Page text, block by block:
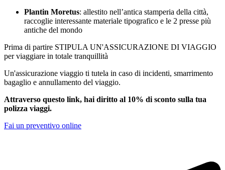
Plantin Moretus: allestito nell’antica stamperia della città,
raccoglie interessante materiale tipografico e le 2 presse più
antiche del mondo
Prima di partire STIPULA UN'ASSICURAZIONE DI VIAGGIO
per viaggiare in totale tranquillità
Un'assicurazione viaggio ti tutela in caso di incidenti, smarrimento
bagaglio e annullamento del viaggio.
Attraverso questo link, hai diritto al 10% di sconto sulla tua
polizza viaggi.
Fai un preventivo online